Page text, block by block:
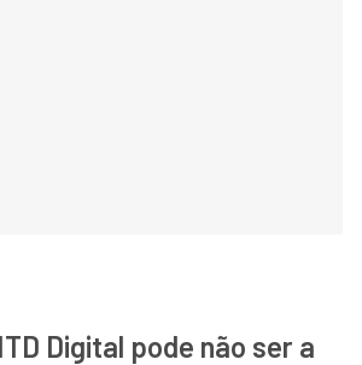
Digital pode não ser a